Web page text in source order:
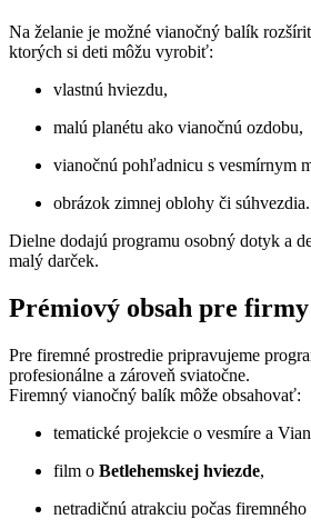
Na želanie je možné vianočný balík
ktorých si deti môžu vyrobiť:
vlastnú hviezdu,
malú planétu ako vianočnú ozdobu,
vianočnú pohľadnicu s vesmírnym
obrázok zimnej oblohy či súhvezdia.
Dielne dodajú programu osobný dotyk a
malý darček.
Prémiový obsah pre firmy
Pre firemné prostredie pripravujeme
profesionálne a zároveň sviatočne.
Firemný vianočný balík môže obsahovať:
tematické projekcie o vesmíre a
film o Betlehemskej hviezde,
netradičnú atrakciu počas firemného